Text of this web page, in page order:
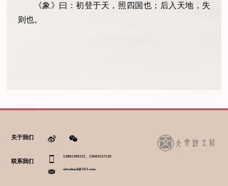
《象》曰：初登于天，照四国也；后入天地，失
则也。
关于我们
联系我们
13801309232、13683537539
alexzhaid@163.com